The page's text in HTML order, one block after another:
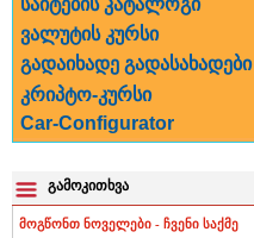
ვალუტის კურსი
გადაიხადე გადასახადები
კრიპტო-კურსი
Car-Configurator
გამოკითხვა
მოგწონთ ნოველები - ჩვენი საქმე